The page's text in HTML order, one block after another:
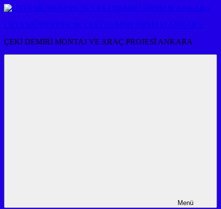
İçeriğe
USTA MÜHENDİSLİK ÇEKİ DEMİRİ FİRMASI ANKARA
ÇEKİ DEMİRİ MONTAJ VE ARAÇ PROJESİ ANKARA
Menü